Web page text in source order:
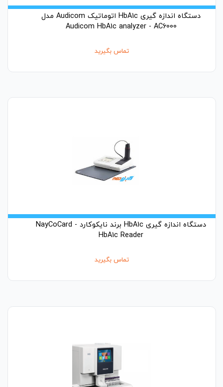
دستگاه اندازه گیری HbA1c اتوماتیک Audicom مدل
Audicom HbA1c analyzer - AC6000
تماس بگیرید
دستگاه اندازه گیری HbA1c برند نایکوکارد - NayCoCard
HbA1c Reader
تماس بگیرید